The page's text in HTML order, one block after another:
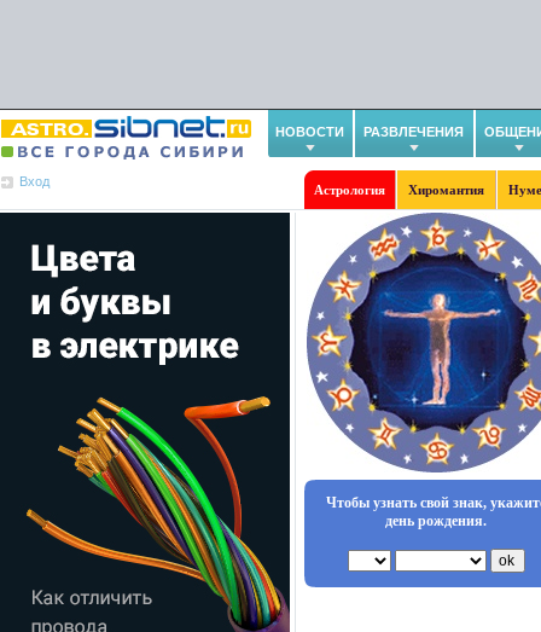
НОВОСТИ РАЗВЛЕЧЕНИЯ
Вход
Астрология Хиромантия
Чтобы узнать свой знак,
день рождения.